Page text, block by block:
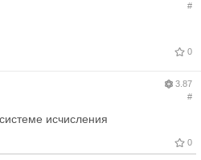
#
0
3.87
#
исчисления
0